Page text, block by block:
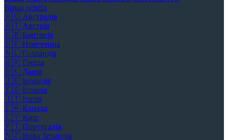
Вища освіта
🇦🇺 Австралія
🇦🇹 Австрія
🇬🇧 Британія
🇩🇪 Німеччина
🇳🇱 Голландія
🇬🇷 Греція
🇩🇰 Данія
🇮🇪 Ірландія
🇪🇸 Іспанія
🇮🇹 Італія
🇨🇦 Канада
🇨🇾 Кіпр
🇵🇹 Португалія
🇳🇿 Нова Зеландія